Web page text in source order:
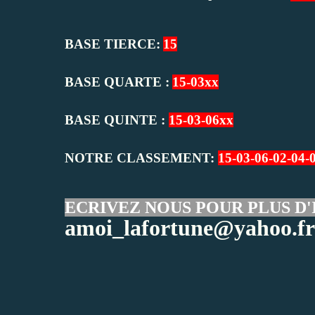
BASE TIERCE: 15
BASE QUARTE : 15-03xx
BASE QUINTE : 15-03-06xx
NOTRE CLASSEMENT: 15-03-06-02-04-
ECRIVEZ NOUS POUR PLUS
amoi_lafortune@yahoo.fr